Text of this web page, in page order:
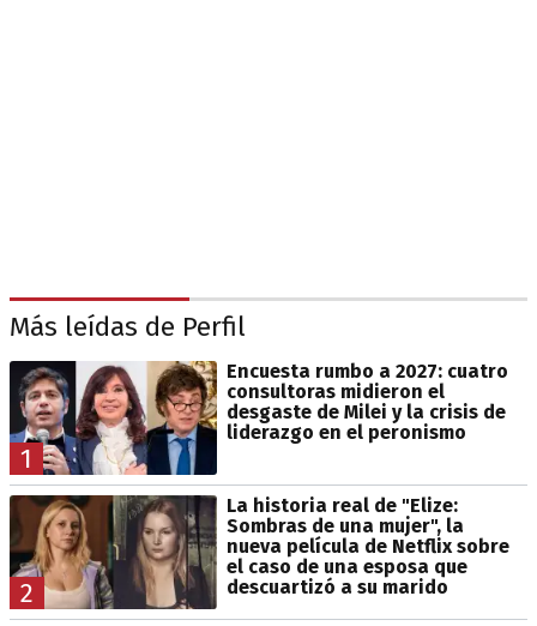
Más leídas de Perfil
1
Encuesta rumbo a 2027: cuatro
consultoras midieron el
desgaste de Milei y la crisis de
liderazgo en el peronismo
2
La historia real de "Elize:
Sombras de una mujer", la
nueva película de Netflix sobre
el caso de una esposa que
descuartizó a su marido